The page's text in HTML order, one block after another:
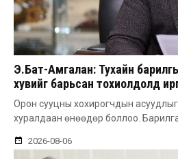
Э.Бат-Амгалан: Тухайн
хувийг барьсан тохиолдолд
авдаг болгоно
Орон сууцны хохирогчдын
хуралдаан өнөөдөр боллоо.
2026-08-06